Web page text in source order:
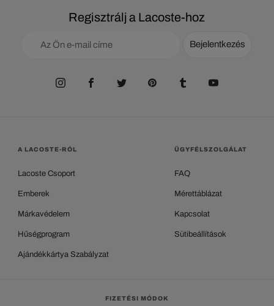
Regisztrálj a Lacoste-hoz
Bejelentkezés
A LACOSTE-RÓL
Lacoste Csoport
Emberek
Márkavédelem
Hűségprogram
Ajándékkártya Szabályzat
ÜGYFÉLSZOLGÁLAT
FAQ
Mérettáblázat
Kapcsolat
Sütibeállítások
FIZETÉSI MÓDOK